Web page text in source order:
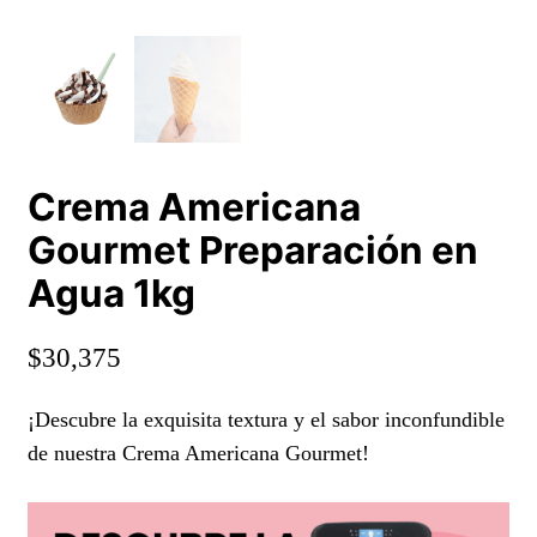
Crema Americana
Gourmet Preparación en
Agua 1kg
$30,375
¡Descubre la exquisita textura y el sabor inconfundible
de nuestra Crema Americana Gourmet!